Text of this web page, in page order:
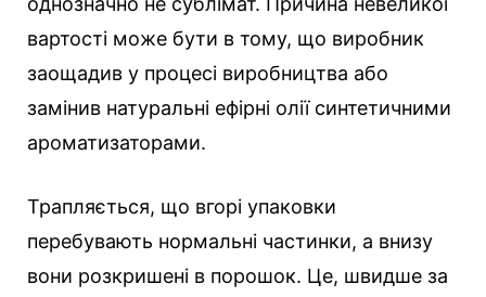
вартості може бути в тому, що виробник
заощадив у процесі виробництва або
замінив натуральні ефірні олії синтетичними
ароматизаторами.
Трапляється, що вгорі упаковки
перебувають нормальні частинки, а внизу
вони розкришені в порошок. Це, швидше за